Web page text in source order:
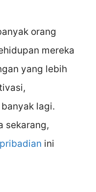
orang
mereka
yang lebih
lagi.
sekarang,
ini